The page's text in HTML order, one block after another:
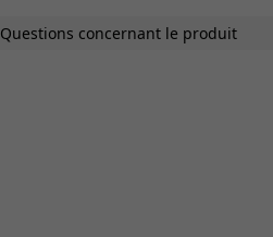
Questions concernant le produit